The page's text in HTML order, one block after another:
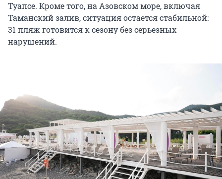
Туапсе. Кроме того, на Азовском море, включая
Таманский залив, ситуация остается стабильной:
31 пляж готовится к сезону без серьезных
нарушений.